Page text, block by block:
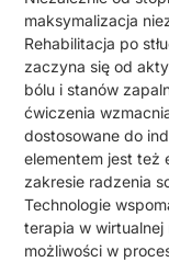
maksymalizacja
Rehabilitacja po
zaczyna się od
bólu i stanów
ćwiczenia
dostosowane do
elementem jest też
zakresie radzenia
Technologie
terapia w
możliwości w